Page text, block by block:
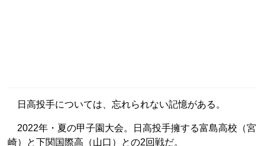
日高投手については、忘れられない記憶がある。
2022年・夏の甲子園大会。日高投手擁する富島高校（宮
崎）と下関国際高（山口）との2回戦だ。